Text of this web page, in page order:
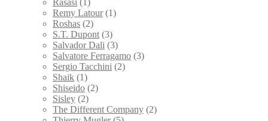
Remy Latour (1)
Roshas (2)
S.T. Dupont (3)
Salvador Dali (3)
Salvatore Ferragamo (3)
Sergio Tacchini (2)
Shaik (1)
Shiseido (2)
Sisley (2)
The Different Company (2)